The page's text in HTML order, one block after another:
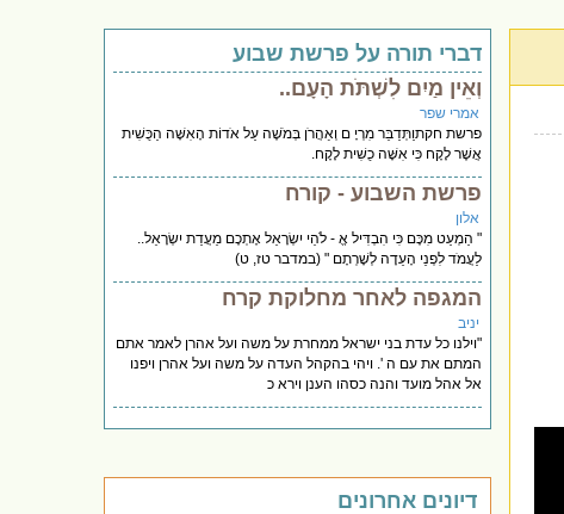
דברי תורה על פרשת שבוע
וְאֵין מַיִם לִשְׁתֹּת הָעָם..
אמרי שפר
פרשת חקתוַתְּדַבֵּר מִרְיָ ם וְאַהֲרֹן בְּמֹשֶׁה עַל אֹדוֹת הָאִשָּׁה הַכֻּשִׁית
אֲשֶׁר לָקָח כִּי אִשָּׁה כֻשִׁית לָקָח.
פרשת השבוע - קורח
אלון
" הַמְעַט מִכֶּם כִּי הִבְדִּיל אֱ - לֹהֵי יִשְׂרָאֵל אֶתְכֶם מֵעֲדַת יִשְׂרָאֵל..
לַעֲמֹד לִפְנֵי הָעֵדָה לְשָׁרְתָם " (במדבר טז, ט)
המגפה לאחר מחלוקת קרח
יניב
"וילנו כל עדת בני ישראל ממחרת על משה ועל אהרן לאמר אתם
המתם את עם ה '. ויהי בהקהל העדה על משה ועל אהרן ויפנו
אל אהל מועד והנה כסהו הענן וירא כ
דיונים אחרונים